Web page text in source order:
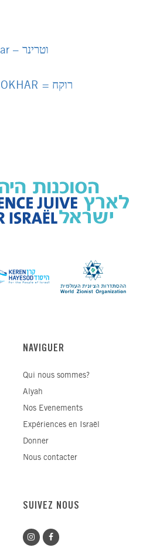
Veterinaire – veterinar – וטרינר
Pharmacien(ne) – ROKHAR = רוקח
NAVIGUER
Qui nous sommes?
Alyah
Nos Evenements
Expériences en Israël
Donner
Nous contacter
SUIVEZ NOUS